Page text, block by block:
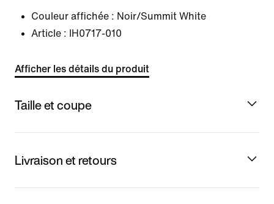
Couleur affichée : Noir/Summit White
Article :
IH0717-010
Afficher les détails du produit
Taille et coupe
Livraison et retours